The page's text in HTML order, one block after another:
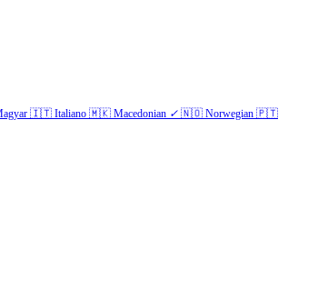
🇮🇹 Italiano 🇲🇰 Macedonian ✓ 🇳🇴 Norwegian 🇵🇹